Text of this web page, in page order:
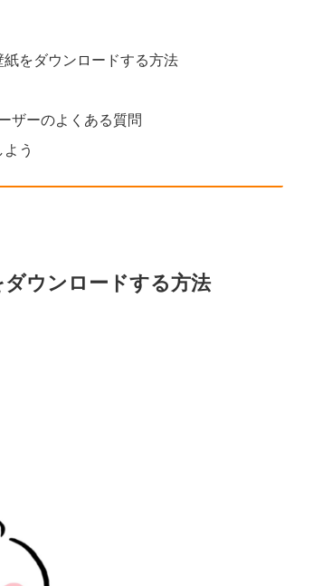
紙をダウンロードする方法
ザーのよくある質問
う
ウンロードする方法